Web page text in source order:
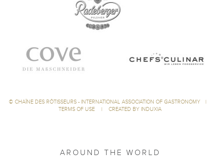
© CHAÎNE DES RÔTISSEURS - INTERNATIONAL ASSOCIATION OF GASTRONOMY
|
TERMS OF USE
| CREATED BY INDUXIA
AROUND THE WORLD